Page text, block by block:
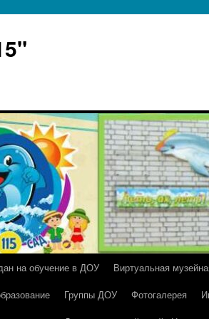
на обучение в ДОУ
Виртуальная
Группы ДОУ Фотогалерея